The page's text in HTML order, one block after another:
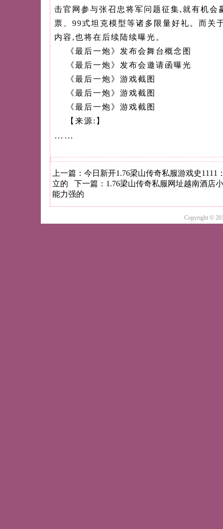
击官网参与张召忠将军问题征集,就有机会
票、99式坦克模型等诸多限量好礼。而关
内容,也将在后续陆续曝光。
《最后一炮》发布会舞台概念图
《最后一炮》发布会邀请函曝光
《最后一炮》游戏截图
《最后一炮》游戏截图
《最后一炮》游戏截图
【来源:】
……
上一篇： 今日新开1.76梁山传奇私服游戏史1111
立的 下一篇： 1.76梁山传奇私服网址越南酒店
能力强的
Copyright ©